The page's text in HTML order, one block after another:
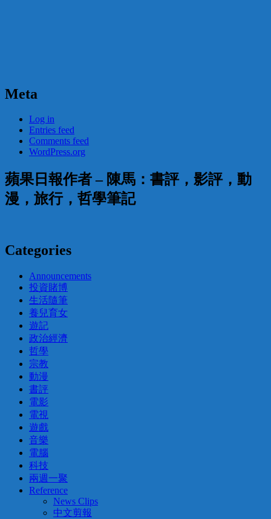
Meta
Log in
Entries feed
Comments feed
WordPress.org
蘋果日報作者 – 陳馬：書評，影評，動
漫，旅行，哲學筆記
Categories
Announcements
投資賭博
生活隨筆
養兒育女
遊記
政治經濟
哲學
宗教
動漫
書評
電影
電視
遊戲
音樂
電腦
科技
兩週一聚
Reference
News Clips
中文剪報